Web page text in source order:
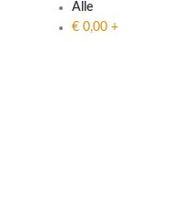
Alle
€0,00+